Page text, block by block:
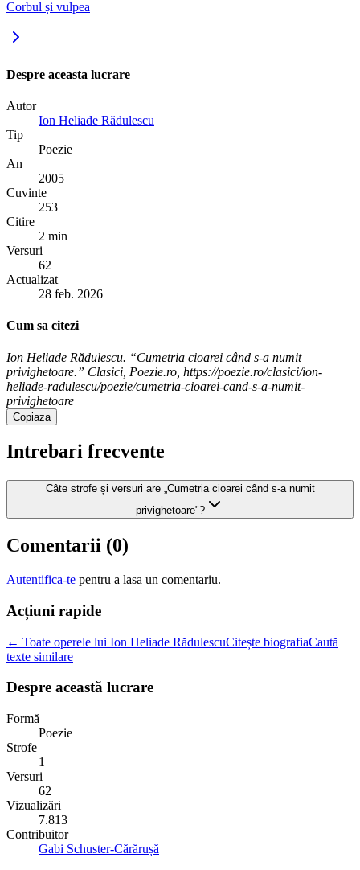
Corbul și vulpea
Despre aceasta lucrare
Autor
Ion Heliade Rădulescu
Tip
Poezie
An
2005
Cuvinte
253
Citire
2 min
Versuri
62
Actualizat
28 feb. 2026
Cum sa citezi
Ion Heliade Rădulescu. “Cumetria cioarei când s-a numit
privighetoare.” Clasici, Poezie.ro, https://poezie.ro/clasici/ion-
heliade-radulescu/poezie/cumetria-cioarei-cand-s-a-numit-
privighetoare
Copiaza
Intrebari frecvente
Câte strofe și versuri are „Cumetria cioarei când s-a numit
privighetoare"?
Comentarii (0)
Autentifica-te pentru a lasa un comentariu.
Acțiuni rapide
← Toate operele lui Ion Heliade RădulescuCitește biografiaCaută
texte similare
Despre această lucrare
Formă
Poezie
Strofe
1
Versuri
62
Vizualizări
7.813
Contribuitor
Gabi Schuster-Cărărușă